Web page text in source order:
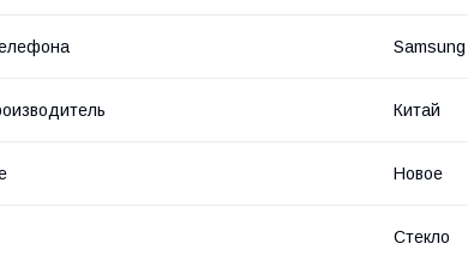
Китай
Новое
Стекло